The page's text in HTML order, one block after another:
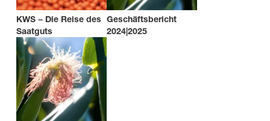
KWS − Die Reise des
Saatguts
Geschäftsbericht
2024|2025